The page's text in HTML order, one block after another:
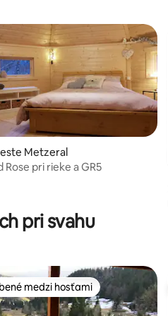
4,95 z 5, počet hodnotení: 137
Metzeral
Rose pri rieke a GR5
pri svahu
medzi hosťami
medzi hosťami